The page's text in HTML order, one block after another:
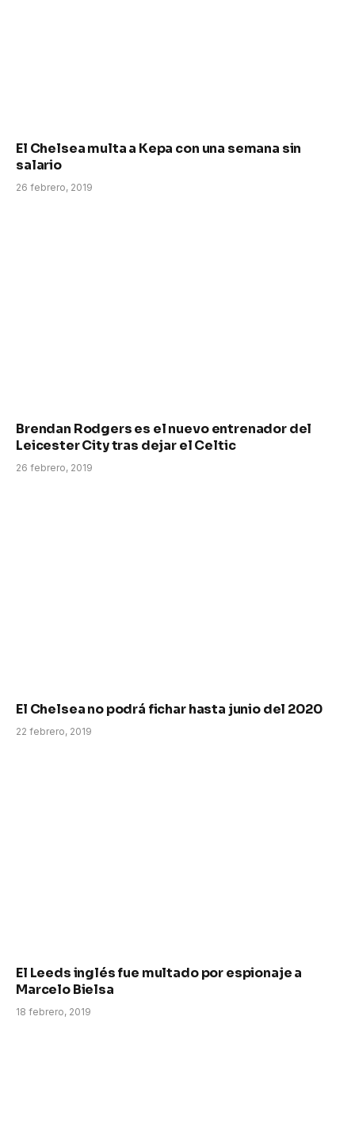
El Chelsea multa a Kepa con una semana sin
salario
26 febrero, 2019
Brendan Rodgers es el nuevo entrenador del
Leicester City tras dejar el Celtic
26 febrero, 2019
El Chelsea no podrá fichar hasta junio del 2020
22 febrero, 2019
El Leeds inglés fue multado por espionaje a
Marcelo Bielsa
18 febrero, 2019